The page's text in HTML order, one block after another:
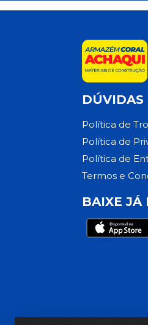
DÚVIDAS
Política de
Política de
Política de
Termos e
BAIXE JÁ